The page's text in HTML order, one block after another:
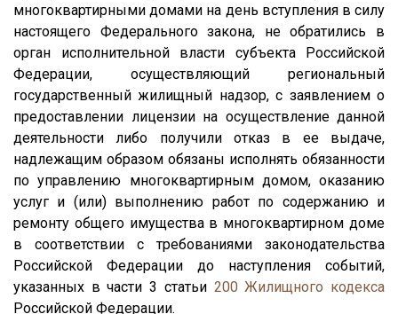
многоквартирными домами на день вступления в силу
настоящего Федерального закона, не обратились в
орган исполнительной власти субъекта Российской
Федерации, осуществляющий региональный
государственный жилищный надзор, с заявлением о
предоставлении лицензии на осуществление данной
деятельности либо получили отказ в ее выдаче,
надлежащим образом обязаны исполнять обязанности
по управлению многоквартирным домом, оказанию
услуг и (или) выполнению работ по содержанию и
ремонту общего имущества в многоквартирном доме
в соответствии с требованиями законодательства
Российской Федерации до наступления событий,
указанных в части 3 статьи 200 Жилищного кодекса
Российской Федерации.